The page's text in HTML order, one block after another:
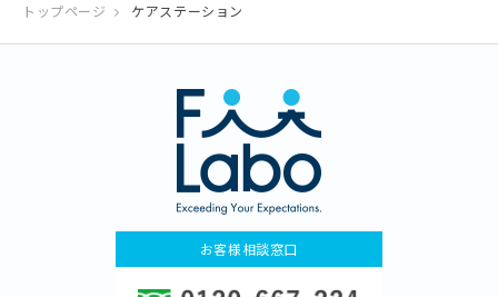
トップページ ケアステーション
お客様相談窓口